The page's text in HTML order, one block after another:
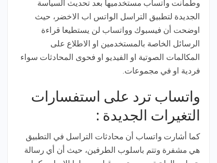
وطمأنت واتساب مستخدميها بعد تحديث السياسة
الجديدة لتطبيق التراسل الواتس اب الاخضر، حيث
اوضحت أن فيسبوك وواتساب لن يستطيعا قراءة
الرسائل الخاصة بالمستخدمين او الاطلاع على
المكالمات الصوتية او الفيديو او فحوى المحادثات سواء
فردية او في مجموعات.
واتساب ترد على استفسارات
التغيرات الجديدة :
كما أشارت واتساب أن محادثات التراسل في التطبيق
هي مشفرة وتتم باسلوب الطرفين، حيث أن أي رسالة